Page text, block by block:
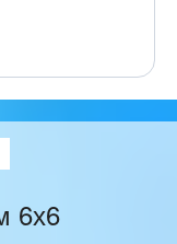
6х6